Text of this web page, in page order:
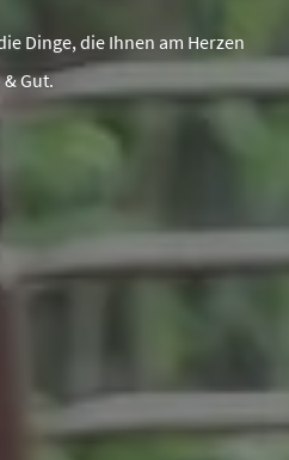
Dinge, die Ihnen am Herzen
Gut.